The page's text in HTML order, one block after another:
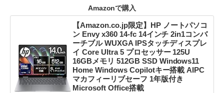
Amazonで購入
【Amazon.co.jp限定】HP ノートパソコ
ン Envy x360 14-fc 14インチ 2in1コンバ
ーチブル WUXGA IPSタッチディスプレ
イ Core Ultra 5 プロセッサー 125U
16GBメモリ 512GB SSD Windows11
Home Windows Copilotキー搭載 AIPC
マカフィーリブセーフ 1年版付き
Microsoft Office搭載